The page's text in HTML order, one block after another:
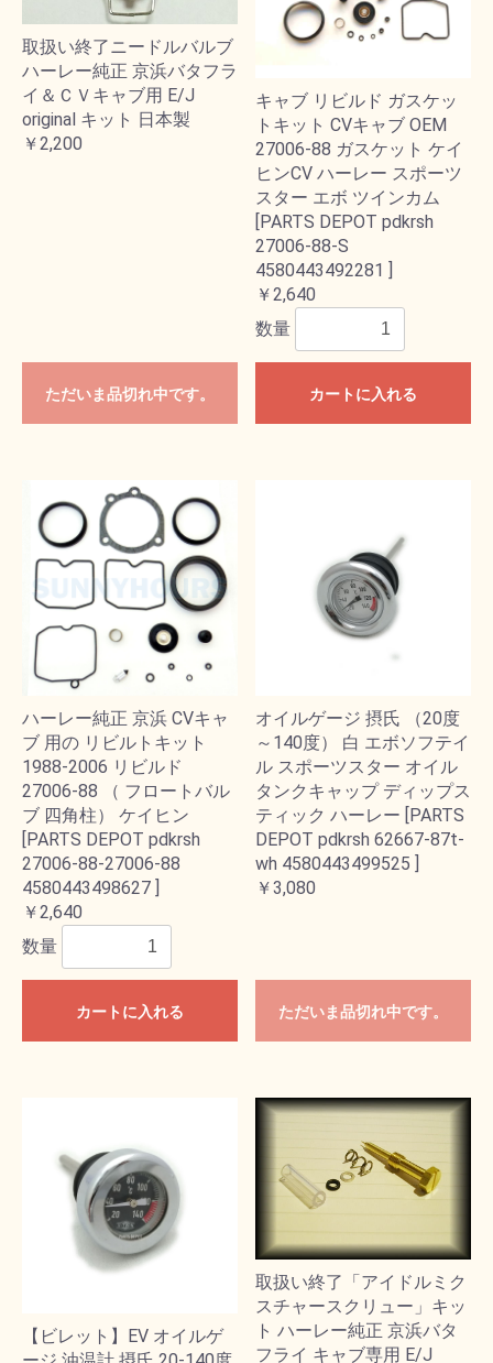
取扱い終了ニードルバルブ
ハーレー純正 京浜バタフラ
イ＆ＣＶキャブ用 E/J
original キット 日本製
￥2,200
ただいま品切れ中です。
キャブ リビルド ガスケッ
トキット CVキャブ OEM
27006-88 ガスケット ケイ
ヒンCV ハーレー スポーツ
スター エボ ツインカム
[PARTS DEPOT pdkrsh
27006-88-S
4580443492281 ]
￥2,640
数量
カートに入れる
ハーレー純正 京浜 CVキャ
ブ 用の リビルトキット
1988-2006 リビルド
27006-88 （ フロートバル
ブ 四角柱） ケイヒン
[PARTS DEPOT pdkrsh
27006-88-27006-88
4580443498627 ]
￥2,640
数量
カートに入れる
オイルゲージ 摂氏 （20度
～140度） 白 エボソフテイ
ル スポーツスター オイル
タンクキャップ ディップス
ティック ハーレー [PARTS
DEPOT pdkrsh 62667-87t-
wh 4580443499525 ]
￥3,080
ただいま品切れ中です。
【ビレット】EV オイルゲ
取扱い終了「アイドルミク
スチャースクリュー」キッ
ト ハーレー純正 京浜バタ
フライ キャブ専用 E/J